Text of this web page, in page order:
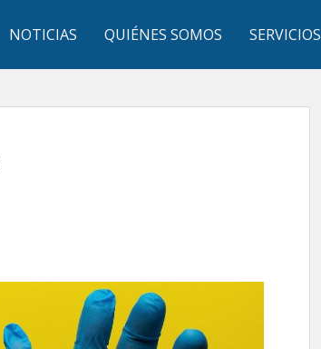
NOTICIAS QUIÉNES SOMOS SERVICIOS